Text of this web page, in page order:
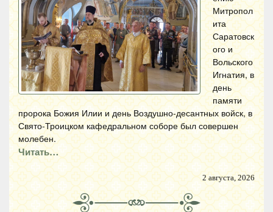
Митропол
ита
Саратовск
ого и
Вольского
Игнатия, в
день
памяти
пророка Божия Илии и день Воздушно-десантных войск, в
Свято-Троицком кафедральном соборе был совершен
молебен.
Читать…
2 августа, 2026